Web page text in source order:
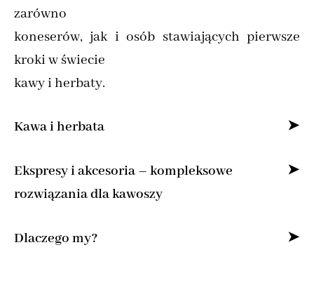
zarówno
koneserów, jak i osób stawiających pierwsze
kroki w świecie
kawy i herbaty.
Kawa i herbata
Specjalizujemy się w sprzedaży kawy ziarnistej
i mielonej online,
całego świata.
Ekspresy i akcesoria – kompleksowe
rozwiązania dla kawoszy
Dla osób, które pragną cieszyć się kawą jak z
Dlaczego my?